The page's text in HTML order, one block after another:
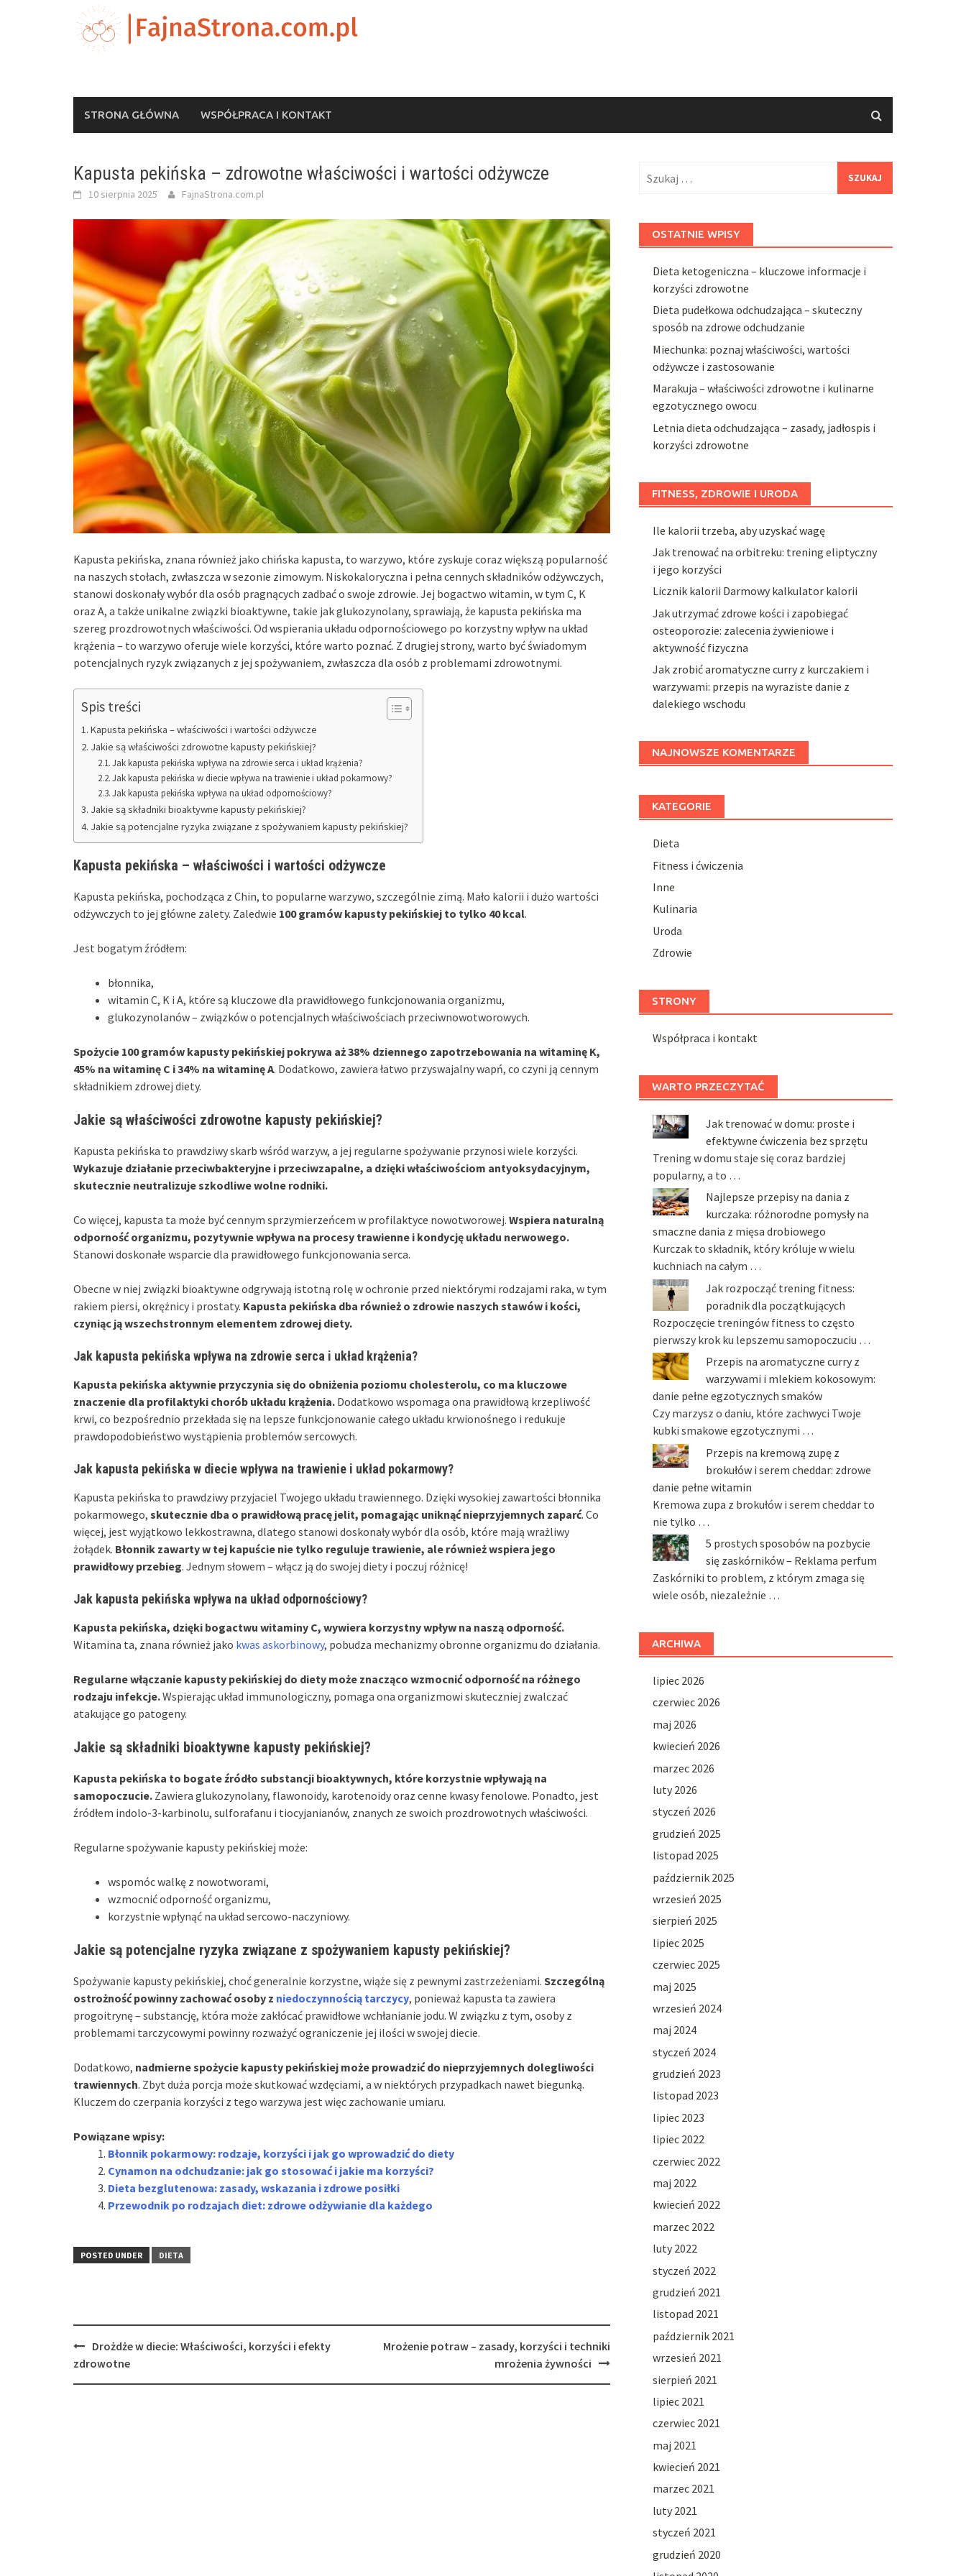
STRONA GŁÓWNA WSPÓŁPRACA I KONTAKT
Kapusta pekińska – zdrowotne właściwości i wartości odżywcze
10 sierpnia 2025 FajnaStrona.com.pl
Kapusta pekińska, znana również jako chińska kapusta, to warzywo, które zyskuje coraz większą popularność
na naszych stołach, zwłaszcza w sezonie zimowym. Niskokaloryczna i pełna cennych składników odżywczych,
stanowi doskonały wybór dla osób pragnących zadbać o swoje zdrowie. Jej bogactwo witamin, w tym C, K
oraz A, a także unikalne związki bioaktywne, takie jak glukozynolany, sprawiają, że kapusta pekińska ma
szereg prozdrowotnych właściwości. Od wspierania układu odpornościowego po korzystny wpływ na układ
krążenia – to warzywo oferuje wiele korzyści, które warto poznać. Z drugiej strony, warto być świadomym
potencjalnych ryzyk związanych z jej spożywaniem, zwłaszcza dla osób z problemami zdrowotnymi.
Spis treści
Kapusta pekińska – właściwości i wartości odżywcze
Jakie są właściwości zdrowotne kapusty pekińskiej?
Jak kapusta pekińska wpływa na zdrowie serca i układ krążenia?
Jak kapusta pekińska w diecie wpływa na trawienie i układ pokarmowy?
Jak kapusta pekińska wpływa na układ odpornościowy?
Jakie są składniki bioaktywne kapusty pekińskiej?
Jakie są potencjalne ryzyka związane z spożywaniem kapusty pekińskiej?
Kapusta pekińska – właściwości i wartości odżywcze
Kapusta pekińska, pochodząca z Chin, to popularne warzywo, szczególnie zimą. Mało kalorii i dużo wartości
odżywczych to jej główne zalety. Zaledwie 100 gramów kapusty pekińskiej to tylko 40 kcal.
Jest bogatym źródłem:
błonnika,
witamin C, K i A, które są kluczowe dla prawidłowego funkcjonowania organizmu,
glukozynolanów – związków o potencjalnych właściwościach przeciwnowotworowych.
Spożycie 100 gramów kapusty pekińskiej pokrywa aż 38% dziennego zapotrzebowania na witaminę K,
45% na witaminę C i 34% na witaminę A. Dodatkowo, zawiera łatwo przyswajalny wapń, co czyni ją cennym
składnikiem zdrowej diety.
Jakie są właściwości zdrowotne kapusty pekińskiej?
Kapusta pekińska to prawdziwy skarb wśród warzyw, a jej regularne spożywanie przynosi wiele korzyści.
Wykazuje działanie przeciwbakteryjne i przeciwzapalne, a dzięki właściwościom antyoksydacyjnym,
skutecznie neutralizuje szkodliwe wolne rodniki.
Co więcej, kapusta ta może być cennym sprzymierzeńcem w profilaktyce nowotworowej. Wspiera naturalną
odporność organizmu, pozytywnie wpływa na procesy trawienne i kondycję układu nerwowego.
Stanowi doskonałe wsparcie dla prawidłowego funkcjonowania serca.
Obecne w niej związki bioaktywne odgrywają istotną rolę w ochronie przed niektórymi rodzajami raka, w tym
rakiem piersi, okrężnicy i prostaty. Kapusta pekińska dba również o zdrowie naszych stawów i kości,
czyniąc ją wszechstronnym elementem zdrowej diety.
Jak kapusta pekińska wpływa na zdrowie serca i układ krążenia?
Kapusta pekińska aktywnie przyczynia się do obniżenia poziomu cholesterolu, co ma kluczowe
znaczenie dla profilaktyki chorób układu krążenia. Dodatkowo wspomaga ona prawidłową krzepliwość
krwi, co bezpośrednio przekłada się na lepsze funkcjonowanie całego układu krwionośnego i redukuje
prawdopodobieństwo wystąpienia problemów sercowych.
Jak kapusta pekińska w diecie wpływa na trawienie i układ pokarmowy?
Kapusta pekińska to prawdziwy przyjaciel Twojego układu trawiennego. Dzięki wysokiej zawartości błonnika
pokarmowego, skutecznie dba o prawidłową pracę jelit, pomagając uniknąć nieprzyjemnych zaparć. Co
więcej, jest wyjątkowo lekkostrawna, dlatego stanowi doskonały wybór dla osób, które mają wrażliwy
żołądek. Błonnik zawarty w tej kapuście nie tylko reguluje trawienie, ale również wspiera jego
prawidłowy przebieg. Jednym słowem – włącz ją do swojej diety i poczuj różnicę!
Jak kapusta pekińska wpływa na układ odpornościowy?
Kapusta pekińska, dzięki bogactwu witaminy C, wywiera korzystny wpływ na naszą odporność.
Witamina ta, znana również jako kwas askorbinowy, pobudza mechanizmy obronne organizmu do działania.
Regularne włączanie kapusty pekińskiej do diety może znacząco wzmocnić odporność na różnego
rodzaju infekcje.Wspierając układ immunologiczny, pomaga ona organizmowi skuteczniej zwalczać
atakujące go patogeny.
Jakie są składniki bioaktywne kapusty pekińskiej?
Kapusta pekińska to bogate źródło substancji bioaktywnych, które korzystnie wpływają na
samopoczucie. Zawiera glukozynolany, flawonoidy, karotenoidy oraz cenne kwasy fenolowe. Ponadto, jest
źródłem indolo-3-karbinolu, sulforafanu i tiocyjanianów, znanych ze swoich prozdrowotnych właściwości.
Regularne spożywanie kapusty pekińskiej może:
wspomóc walkę z nowotworami,
wzmocnić odporność organizmu,
korzystnie wpłynąć na układ sercowo-naczyniowy.
Jakie są potencjalne ryzyka związane z spożywaniem kapusty pekińskiej?
Spożywanie kapusty pekińskiej, choć generalnie korzystne, wiąże się z pewnymi zastrzeżeniami. Szczególną
ostrożność powinny zachować osoby z niedoczynnością tarczycy, ponieważ kapusta ta zawiera
progoitrynę – substancję, która może zakłócać prawidłowe wchłanianie jodu. W związku z tym, osoby z
problemami tarczycowymi powinny rozważyć ograniczenie jej ilości w swojej diecie.
Dodatkowo, nadmierne spożycie kapusty pekińskiej może prowadzić do nieprzyjemnych dolegliwości
trawiennych. Zbyt duża porcja może skutkować wzdęciami, a w niektórych przypadkach nawet biegunką.
Kluczem do czerpania korzyści z tego warzywa jest więc zachowanie umiaru.
Powiązane wpisy:
Błonnik pokarmowy: rodzaje, korzyści i jak go wprowadzić do diety
Cynamon na odchudzanie: jak go stosować i jakie ma korzyści?
Dieta bezglutenowa: zasady, wskazania i zdrowe posiłki
Przewodnik po rodzajach diet: zdrowe odżywianie dla każdego
POSTED UNDER DIETA
Post
navigation
Drożdże w diecie: Właściwości, korzyści i efekty
zdrowotne
Mrożenie potraw – zasady, korzyści i techniki
mrożenia żywności
OSTATNIE WPISY
Dieta ketogeniczna – kluczowe informacje i
korzyści zdrowotne
Dieta pudełkowa odchudzająca – skuteczny
sposób na zdrowe odchudzanie
Miechunka: poznaj właściwości, wartości
odżywcze i zastosowanie
Marakuja – właściwości zdrowotne i kulinarne
egzotycznego owocu
Letnia dieta odchudzająca – zasady, jadłospis i
korzyści zdrowotne
FITNESS, ZDROWIE I URODA
Ile kalorii trzeba, aby uzyskać wagę
Jak trenować na orbitreku: trening eliptyczny
i jego korzyści
Licznik kalorii Darmowy kalkulator kalorii
Jak utrzymać zdrowe kości i zapobiegać
osteoporozie: zalecenia żywieniowe i
aktywność fizyczna
Jak zrobić aromatyczne curry z kurczakiem i
warzywami: przepis na wyraziste danie z
dalekiego wschodu
NAJNOWSZE KOMENTARZE
KATEGORIE
Dieta
Fitness i ćwiczenia
Inne
Kulinaria
Uroda
Zdrowie
STRONY
Współpraca i kontakt
WARTO PRZECZYTAĆ
Jak trenować w domu: proste i
efektywne ćwiczenia bez sprzętu
Trening w domu staje się coraz bardziej
popularny, a to …
Najlepsze przepisy na dania z
kurczaka: różnorodne pomysły na
smaczne dania z mięsa drobiowego
Kurczak to składnik, który króluje w wielu
kuchniach na całym …
Jak rozpocząć trening fitness:
poradnik dla początkujących
Rozpoczęcie treningów fitness to często
pierwszy krok ku lepszemu samopoczuciu …
Przepis na aromatyczne curry z
warzywami i mlekiem kokosowym:
danie pełne egzotycznych smaków
Czy marzysz o daniu, które zachwyci Twoje
kubki smakowe egzotycznymi …
Przepis na kremową zupę z
brokułów i serem cheddar: zdrowe
danie pełne witamin
Kremowa zupa z brokułów i serem cheddar to
nie tylko …
5 prostych sposobów na pozbycie
się zaskórników – Reklama perfum
Zaskórniki to problem, z którym zmaga się
wiele osób, niezależnie …
ARCHIWA
lipiec 2026
czerwiec 2026
maj 2026
kwiecień 2026
marzec 2026
luty 2026
styczeń 2026
grudzień 2025
listopad 2025
październik 2025
wrzesień 2025
sierpień 2025
lipiec 2025
czerwiec 2025
maj 2025
wrzesień 2024
maj 2024
styczeń 2024
grudzień 2023
listopad 2023
lipiec 2023
lipiec 2022
czerwiec 2022
maj 2022
kwiecień 2022
marzec 2022
luty 2022
styczeń 2022
grudzień 2021
listopad 2021
październik 2021
wrzesień 2021
sierpień 2021
lipiec 2021
czerwiec 2021
maj 2021
kwiecień 2021
marzec 2021
luty 2021
styczeń 2021
grudzień 2020